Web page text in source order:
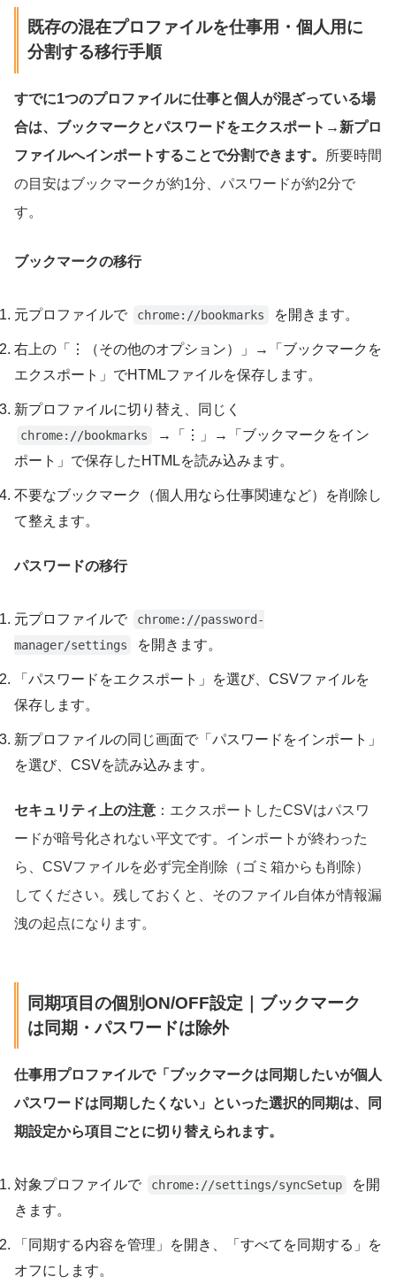
既存の混在プロファイルを仕事用・個人用に
分割する移行手順
すでに1つのプロファイルに仕事と個人が混ざっている場
合は、ブックマークとパスワードをエクスポート→新プロ
ファイルへインポートすることで分割できます。
所要時間
の目安はブックマークが約1分、パスワードが約2分で
す。
ブックマークの移行
元プロファイルで chrome://bookmarks を開きます。
右上の「⋮（その他のオプション）」→「ブックマークを
エクスポート」でHTMLファイルを保存します。
新プロファイルに切り替え、同じく
chrome://bookmarks
→「⋮」→「ブックマークをイン
ポート」で保存したHTMLを読み込みます。
不要なブックマーク（個人用なら仕事関連など）を削除し
て整えます。
パスワードの移行
元プロファイルで
chrome://password-
manager/settings
を開きます。
「パスワードをエクスポート」を選び、CSVファイルを
保存します。
新プロファイルの同じ画面で「パスワードをインポート」
を選び、CSVを読み込みます。
セキュリティ上の注意 ：エクスポートしたCSVはパスワ
ードが暗号化されない平文です。インポートが終わった
ら、CSVファイルを必ず完全削除（ゴミ箱からも削除）
してください。残しておくと、そのファイル自体が情報漏
洩の起点になります。
同期項目の個別ON/OFF設定｜ブックマーク
は同期・パスワードは除外
仕事用プロファイルで「ブックマークは同期したいが個人
パスワードは同期したくない」といった選択的同期は、同
期設定から項目ごとに切り替えられます。
対象プロファイルで chrome://settings/syncSetup
を開
きます。
「同期する内容を管理」を開き、「すべてを同期する」を
オフにします。